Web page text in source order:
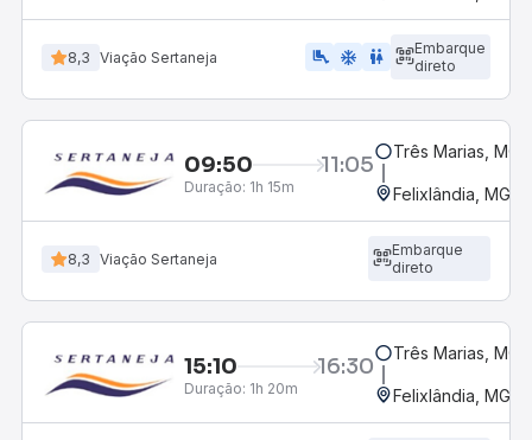
8,3 Viação Sertaneja airline_seat_legroom_extra ac_unit WC
Embarque
direto
09:50 11:05
Duração: 1h 15m
Três Marias, MG
Felixlândia, MG
8,3 Viação Sertaneja
Embarque
direto
15:10 16:30
Duração: 1h 20m
Três Marias, MG
Felixlândia, MG